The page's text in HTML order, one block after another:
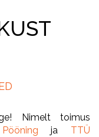
Nimelt toimus
Pööning ja TTÜ